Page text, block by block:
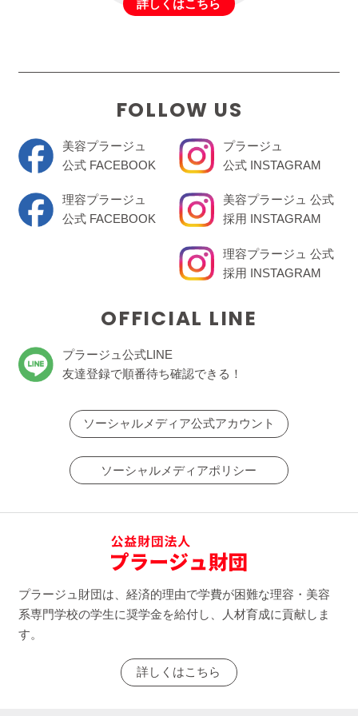
詳しくはこちら
FOLLOW US
美容プラージュ
公式 FACEBOOK
理容プラージュ
公式 FACEBOOK
プラージュ
公式 INSTAGRAM
美容プラージュ 公式
採用 INSTAGRAM
理容プラージュ 公式
採用 INSTAGRAM
OFFICIAL LINE
プラージュ公式LINE
友達登録で順番待ち確認できる！
ソーシャルメディア公式アカウント
ソーシャルメディアポリシー
プラージュ財団は、経済的理由で学費が困難な理容・美容
系専門学校の学生に奨学金を給付し、人材育成に貢献しま
す。
詳しくはこちら